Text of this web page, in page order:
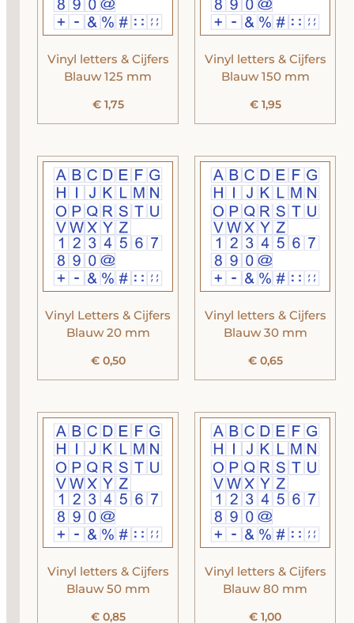
Vinyl letters & Cijfers
Blauw 125 mm
€1,75
Vinyl letters & Cijfers
Blauw 150 mm
€1,95
Vinyl Letters & Cijfers
Blauw 20 mm
€0,50
Vinyl letters & Cijfers
Blauw 30 mm
€0,65
Vinyl letters & Cijfers
Blauw 50 mm
€0,85
Vinyl letters & Cijfers
Blauw 80 mm
€ 1,00